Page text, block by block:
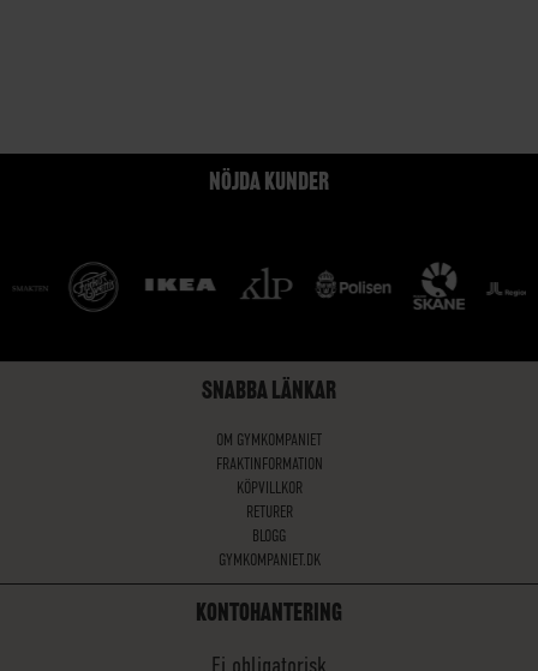
NÖJDA KUNDER
SNABBA LÄNKAR
OM GYMKOMPANIET
FRAKTINFORMATION
KÖPVILLKOR
RETURER
BLOGG
GYMKOMPANIET.DK
KONTOHANTERING
Ej obligatorisk